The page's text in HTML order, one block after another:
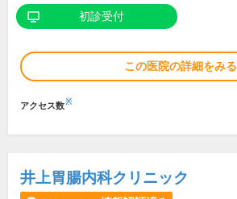
初診受付
この医院の詳細をみる
アクセス数※
井上胃腸内科クリニック